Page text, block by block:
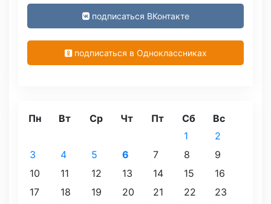
подписаться ВКонтакте
подписаться в Одноклассниках
Пн Вт Ср Чт Пт Сб Вс
1
2
3
4 5 6 7 8
9
10
11 12 13 14 15
16
17
18 19 20 21 22
23